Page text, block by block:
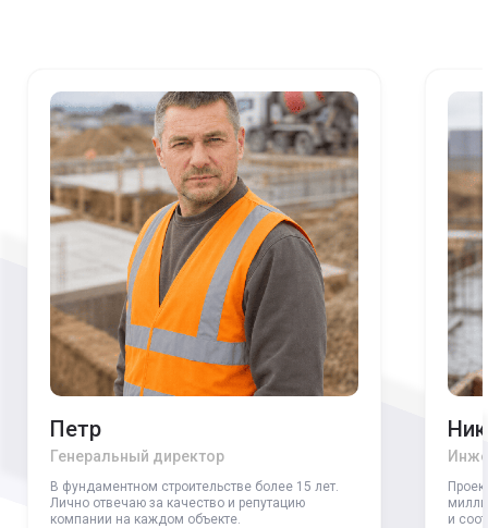
Петр
Генеральный директор
В фундаментном строительстве более 15 лет.
Лично отвечаю за качество и репутацию
компании на каждом объекте.
и